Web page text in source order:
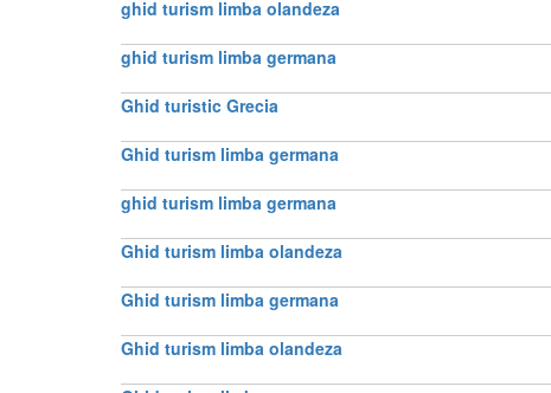
ghid turism limba olandeza
ghid turism limba germana
Ghid turistic Grecia
Ghid turism limba germana
ghid turism limba germana
Ghid turism limba olandeza
Ghid turism limba germana
Ghid turism limba olandeza